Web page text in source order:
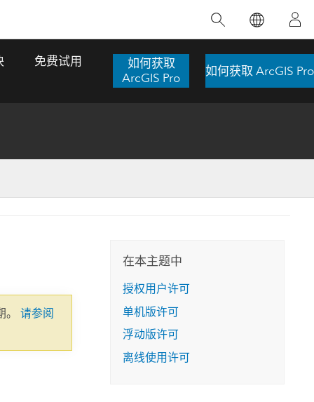
互式地图，探索产品功能，或者直接开始免
探索 ArcGIS Pro
动提供了有力支持。
数字孪生体
推荐书籍
免费试用
如何获取
ArcGIS Pro
如何获取 ArcGIS Pro
。请参阅
在本主题中
授权用户许可
单机版许可
浮动版许可
离线使用许可